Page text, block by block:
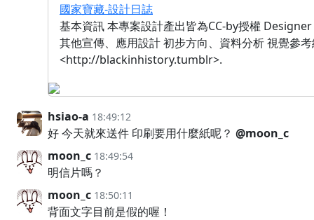
國家寶藏-設計日誌
基本資訊 本專案設計產出皆為CC-by授權
其他宣傳、應用設計 初步方向、資料分析 視覺
<http://blackinhistory.tumblr>.
hsiao-a 18:49:12
好 今天就來送件 印刷要用什麼紙呢？ @moon_c
moon_c 18:49:54
明信片嗎？
moon_c 18:50:11
背面文字目前是假的喔！